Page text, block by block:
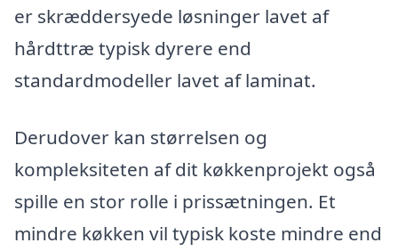
er skræddersyede løsninger lavet af
hårdttræ typisk dyrere end
standardmodeller lavet af laminat.
Derudover kan størrelsen og
kompleksiteten af dit køkkenprojekt også
spille en stor rolle i prissætningen. Et
mindre køkken vil typisk koste mindre end